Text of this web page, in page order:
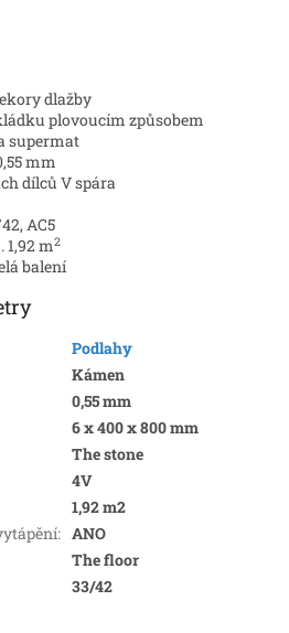
dlažby
plovoucím způsobem
supermat
mm
dílců V spára
AC5
1,92 m2
balení
Podlahy
Kámen
0,55 mm
6 x 400 x 800 mm
The stone
4V
1,92 m2
: ANO
The floor
33/42